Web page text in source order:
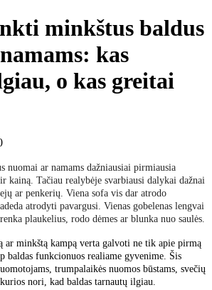
minkštus baldus
kas
o kas greitai
nuomai ar namams dažniausiai pirmiausia
kainą. Tačiau realybėje svarbiausi dalykai dažnai
ar penkerių. Viena sofa vis dar atrodo
atrodyti pavargusi. Vienas gobelenas lengvai
plaukelius, rodo dėmes ar blunka nuo saulės.
ar minkštą kampą verta galvoti ne tik apie pirmą
baldas funkcionuos realiame gyvenime. Šis
trumpalaikės nuomos būstams, svečių
nori, kad baldas tarnautų ilgiau.